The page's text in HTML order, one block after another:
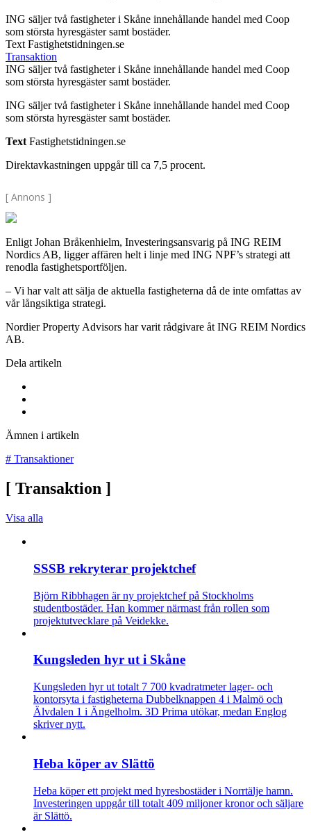
ING säljer två fastigheter i Skåne innehållande handel med Coop
som största hyresgäster samt bostäder.
Text Fastighetstidningen.se
Transaktion
ING säljer två fastigheter i Skåne innehållande handel med Coop
som största hyresgäster samt bostäder.
ING säljer två fastigheter i Skåne innehållande handel med Coop
som största hyresgäster samt bostäder.
Text Fastighetstidningen.se
Direktavkastningen uppgår till ca 7,5 procent.
[ Annons ]
Enligt Johan Bråkenhielm, Investeringsansvarig på ING REIM
Nordics AB, ligger affären helt i linje med ING NPF’s strategi att
renodla fastighetsportföljen.
– Vi har valt att sälja de aktuella fastigheterna då de inte omfattas av
vår långsiktiga strategi.
Nordier Property Advisors har varit rådgivare åt ING REIM Nordics
AB.
Dela artikeln
Ämnen i artikeln
# Transaktioner
[ Transaktion ]
Visa alla
SSSB rekryterar projektchef
Björn Ribbhagen är ny projektchef på Stockholms
studentbostäder. Han kommer närmast från rollen som
projektutvecklare på Veidekke.
Kungsleden hyr ut i Skåne
Kungsleden hyr ut totalt 7 700 kvadratmeter lager- och
kontorsyta i fastigheterna Dubbelknappen 4 i Malmö och
Älvdalen 1 i Ängelholm. 3D Prima utökar, medan Englog
skriver nytt.
Heba köper av Slättö
Heba köper ett projekt med hyresbostäder i Norrtälje hamn.
Investeringen uppgår till totalt 409 miljoner kronor och säljare
är Slättö.